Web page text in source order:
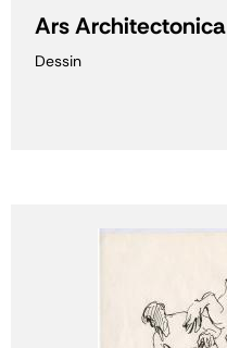
Ars Architectonica
Dessin